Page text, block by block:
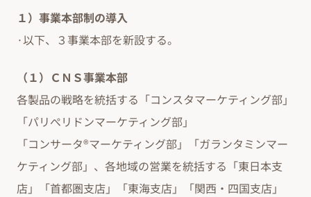
１）事業本部制の導入
·以下、３事業本部を新設する。
（１）ＣＮＳ事業本部
各製品の戦略を統括する「コンスタマーケティング部」
「パリぺリドンマーケティング部」
「コンサータ®マーケティング部」「ガランタミンマー
ケティング部」、各地域の営業を統括する「東日本支
店」「首都圏支店」「東海支店」「関西・四国支店」